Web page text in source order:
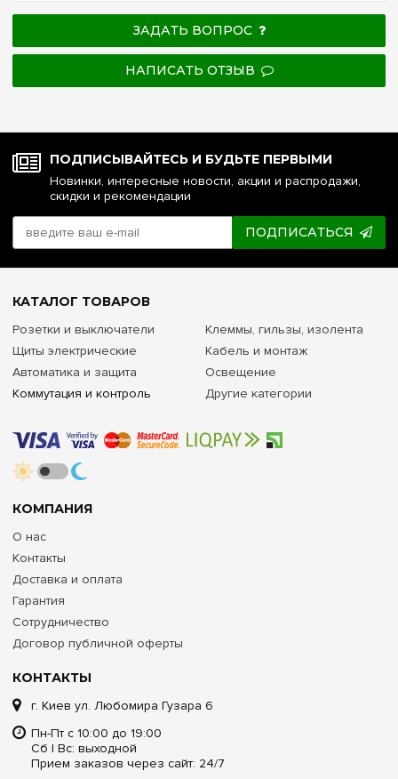
ЗАДАТЬ ВОПРОС
НАПИСАТЬ ОТЗЫВ
ПОДПИСЫВАЙТЕСЬ И БУДЬТЕ ПЕРВЫМИ
Новинки, интересные новости, акции и распродажи,
скидки и рекомендации
ПОДПИСАТЬСЯ
КОНТАКТЫ
г. Киев ул. Любомира Гузара 6
Пн-Пт с 10:00 до 19:00
Сб | Вс: выходной
Прием заказов через сайт: 24/7
КОМПАНИЯ
О нас
Контакты
Доставка и оплата
Гарантия
Сотрудничество
Договор публичной оферты
КАТАЛОГ ТОВАРОВ
Розетки и выключатели
Щиты электрические
Автоматика и защита
Коммутация и контроль
Клеммы, гильзы, изолента
Кабель и монтаж
Освещение
Другие категории